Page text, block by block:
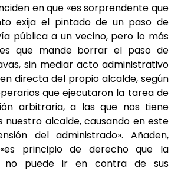
en que «es sorprendente que
exija el pintado de un paso de
pública a un vecino, pero lo más
que mande borrar el paso de
sin mediar acto administrativo
directa del propio alcalde, según
que ejecutaron la tarea de
arbitraria, a las que nos tiene
nuestro alcalde, causando en este
del administrado». Añaden,
principio de derecho que la
no puede ir en contra de sus